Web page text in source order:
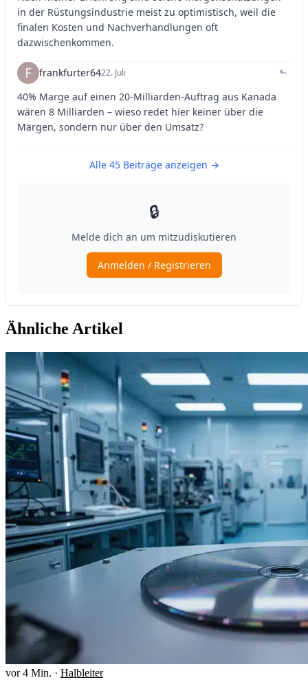
Ähnliche Artikel
vor 4 Min. · Halbleiter